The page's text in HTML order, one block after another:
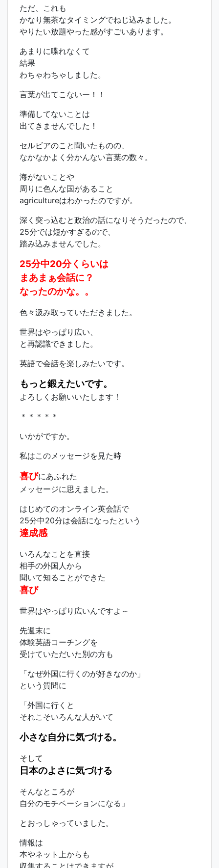
ただ、これも
かなり無茶なタイミングでねじ込みました。
やりたい放題やった感がすごいあります。
あまりに喋れなくて
結果
わちゃわちゃしました。
言葉が出てこないー！！
準備してないことは
出てきませんでした！
セルビアのこと聞いたものの、
なかなかよく分かんない言葉の数々。
海がないことや
周りに色んな国があること
agricultureはわかったのですが。
深く突っ込むと政治の話になりそうだったので、
25分では短かすぎるので、
踏み込みませんでした。
25分中20分くらいは
まあまぁ会話に？
なったのかな。。
色々汲み取っていただきました。
世界はやっぱり広い、
と再認識できました。
英語で会話を楽しみたいです。
もっと鍛えたいです。
よろしくお願いいたします！
＊＊＊＊＊
いかがですか。
私はこのメッセージを見た時
喜びにあふれた
メッセージに思えました。
はじめてのオンライン英会話で
25分中20分は会話になったという
達成感
いろんなことを直接
相手の外国人から
聞いて知ることができた
喜び
世界はやっぱり広いんですよ～
先週末に
体験英語コーチングを
受けていただいた別の方も
「なぜ外国に行くのが好きなのか」
という質問に
「外国に行くと
それこそいろんな人がいて
小さな自分に気づける。
そして
日本のよさに気づける
そんなところが
自分のモチベーションになる」
とおっしゃっていました。
情報は
本やネット上からも